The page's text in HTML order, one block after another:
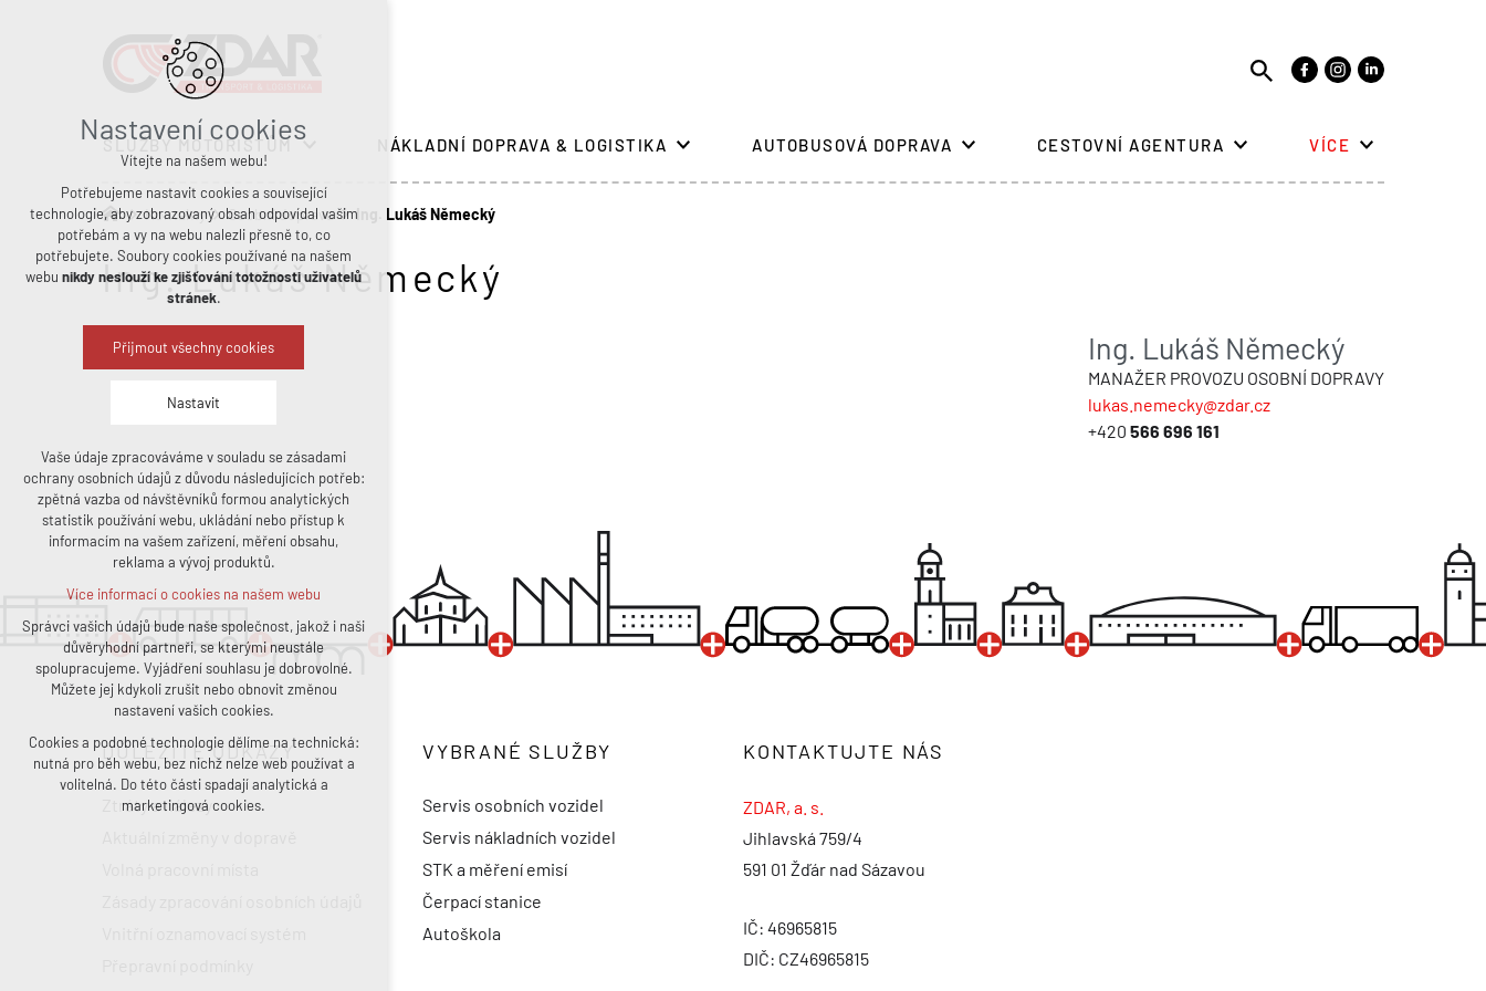
SLUŽBY MOTORISTŮM NÁKLADNÍ DOPRAVA & LOGISTIKA AUTOBUSOVÁ DOPRAVA CESTOVNÍ AGENTURA VÍCE
Kontakty Osobní doprava Ing. Lukáš Německý
Ing. Lukáš Německý
Ing. Lukáš Německý
MANAŽER PROVOZU OSOBNÍ DOPRAVY
lukas.nemecky@zdar.cz
+420 566 696 161
DŮLEŽITÉ ODKAZY
Ztráty a nálezy
VYBRANÉ SLUŽBY
Servis osobních vozidel
Servis nákladních vozidel
STK a měření emisí
Čerpací stanice
Autoškola
KONTAKTUJTE NÁS
ZDAR, a. s.
Jihlavská 759/4
591 01 Žďár nad Sázavou
IČ: 46965815
DIČ: CZ46965815
Nastavení cookies
Vítejte na našem webu!
Potřebujeme nastavit cookies a související
technologie, aby zobrazovaný obsah odpovídal vašim
potřebám a vy na webu nalezli přesně to, co
potřebujete. Soubory cookies používané na našem
webu nikdy neslouží ke zjišťování totožnosti uživatelů
stránek.
Přijmout všechny cookies
Nastavit
Technická cookies
nutná pro provozování webu
udržení kontextu stránek (session):
případná přihlášení, volby jazyka, apod.
analytická pro anonymizované vyhodnocení
návštěvnosti
marketingová cookies (Google, Facebook)
Více informací o cookies na našem webu
Přijmout všechny cookies
Odmítnout vše
Vaše údaje zpracováváme v souladu se zásadami
ochrany osobních údajů z důvodu následujících potřeb:
zpětná vazba od návštěvníků formou analytických
statistik používání webu, ukládání nebo přístup k
informacím na vašem zařízení, měření obsahu,
reklama a vývoj produktů.
Více informací o cookies na našem webu
Správci vašich údajů bude naše společnost, jakož i naši
důvěryhodní partneři, se kterými neustále
spolupracujeme. Vyjádření souhlasu je dobrovolné.
Můžete jej kdykoli zrušit nebo obnovit změnou
nastavení vašich cookies.
Cookies a podobné technologie dělíme na technická:
nutná pro běh webu, bez nichž nelze web používat a
volitelná. Do této části spadají analytická a
marketingová cookies.